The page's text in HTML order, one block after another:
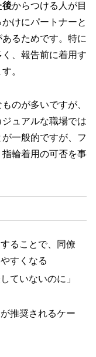
後からつける人が目
けにパートナーと
るためです。特に
、報告前に着用す
。
のが多いですが、
ュアルな職場では
一般的ですが、フ
輪着用の可否を事
ることで、同僚
すくなる
ていないのに」
推奨されるケー